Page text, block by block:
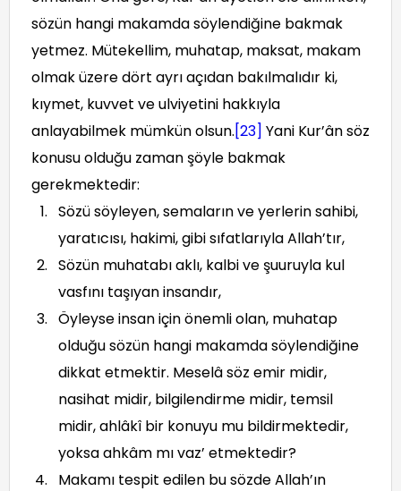
sözün hangi makamda söylendiğine bakmak
yetmez. Mütekellim, muhatap, maksat, makam
olmak üzere dört ayrı açıdan bakılmalıdır ki,
kıymet, kuvvet ve ulviyetini hakkıyla
anlayabilmek mümkün olsun.[23] Yani Kur’ân söz
konusu olduğu zaman şöyle bakmak
gerekmektedir:
Sözü söyleyen, semaların ve yerlerin sahibi,
yaratıcısı, hakimi, gibi sıfatlarıyla Allah’tır,
Sözün muhatabı aklı, kalbi ve şuuruyla kul
vasfını taşıyan insandır,
Öyleyse insan için önemli olan, muhatap
olduğu sözün hangi makamda söylendiğine
dikkat etmektir. Meselâ söz emir midir,
nasihat midir, bilgilendirme midir, temsil
midir, ahlâkî bir konuyu mu bildirmektedir,
yoksa ahkâm mı vaz’ etmektedir?
Makamı tespit edilen bu sözde Allah’ın